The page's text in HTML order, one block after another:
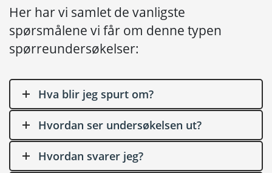
Her har vi samlet de vanligste
spørsmålene vi får om denne typen
spørreundersøkelser:
Hva blir jeg spurt om?
Hvordan ser undersøkelsen ut?
Hvordan svarer jeg?